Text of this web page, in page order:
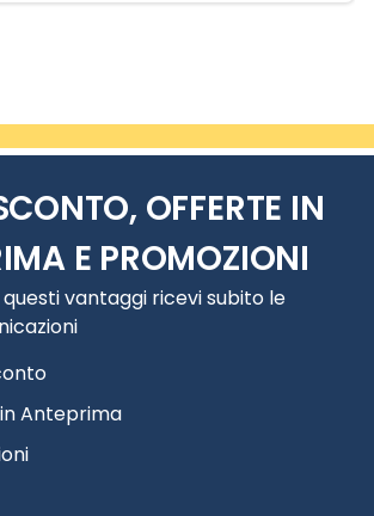
OFFERTE IN
E PROMOZIONI
vantaggi ricevi subito le
Anteprima